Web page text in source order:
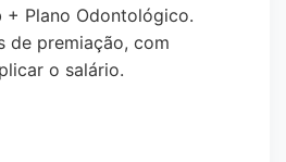
+ Plano Odontológico.
de premiação, com
o salário.